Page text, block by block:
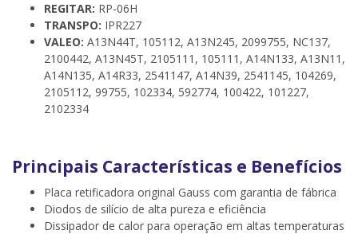
REGITAR: RP-06H
TRANSPO: IPR227
VALEO: A13N44T, 105112, A13N245, 2099755, NC137,
2100442, A13N45T, 2105111, 105111, A14N133, A13N11,
A14N135, A14R33, 2541147, A14N39, 2541145, 104269,
2105112, 99755, 102334, 592774, 100422, 101227,
2102334
Principais Características e Benefícios
Placa retificadora original Gauss com garantia de fábrica
Diodos de silício de alta pureza e eficiência
Dissipador de calor para operação em altas temperaturas